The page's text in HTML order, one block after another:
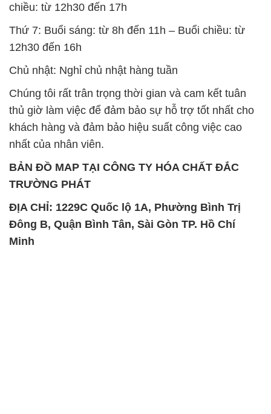
chiều: từ 12h30 đến 17h
Thứ 7: Buổi sáng: từ 8h đến 11h – Buổi chiều: từ
12h30 đến 16h
Chủ nhật: Nghỉ chủ nhật hàng tuần
Chúng tôi rất trân trọng thời gian và cam kết tuân
thủ giờ làm việc để đảm bảo sự hỗ trợ tốt nhất cho
khách hàng và đảm bảo hiệu suất công việc cao
nhất của nhân viên.
BẢN ĐỒ MAP TẠI CÔNG TY HÓA CHẤT ĐẮC
TRƯỜNG PHÁT
ĐỊA CHỈ: 1229C Quốc lộ 1A, Phường Bình Trị
Đông B, Quận Bình Tân, Sài Gòn TP. Hồ Chí
Minh